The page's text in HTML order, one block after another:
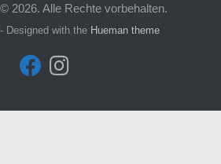
2026. Alle Rechte vorbehalten.
- Designed with the Hueman theme